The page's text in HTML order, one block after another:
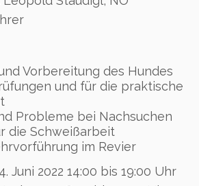
Vorbereitung des Hundes
und für die praktische
Probleme bei Nachsuchen
die Schweißarbeit
im Revier
Juni 2022 14:00 bis 19:00 Uhr